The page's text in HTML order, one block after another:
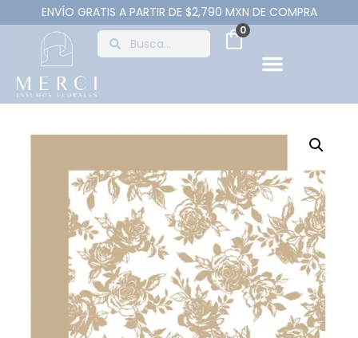
ENVÍO GRATIS A PARTIR DE $2,790 MXN DE COMPRA
0